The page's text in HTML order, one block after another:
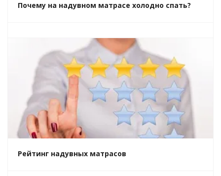
Почему на надувном матрасе холодно спать?
Рейтинг надувных матрасов